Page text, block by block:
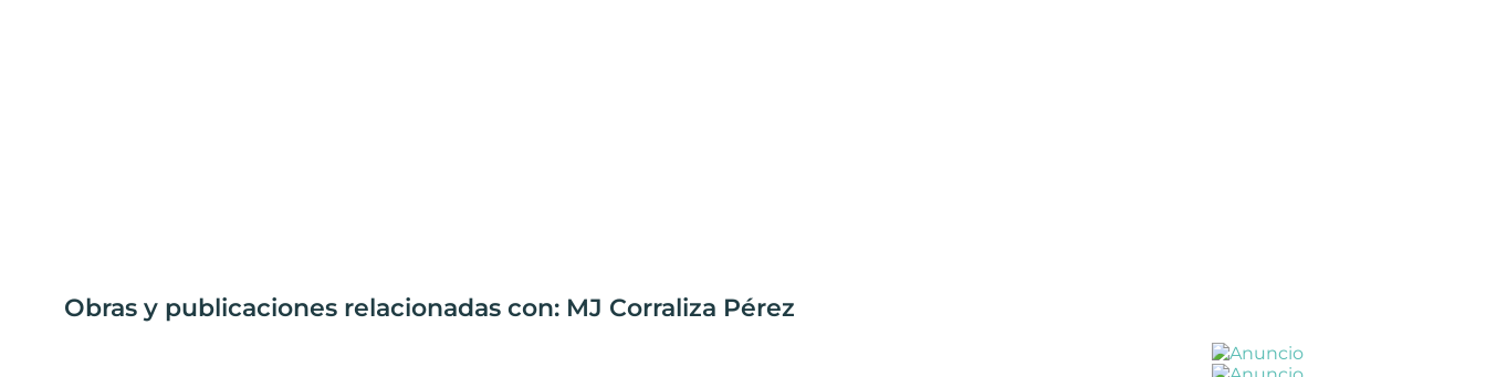
Obras y publicaciones relacionadas con: MJ Corraliza Pérez